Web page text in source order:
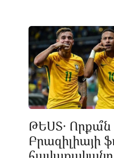
ԹԵՍՏ․
Բրազիլիայի